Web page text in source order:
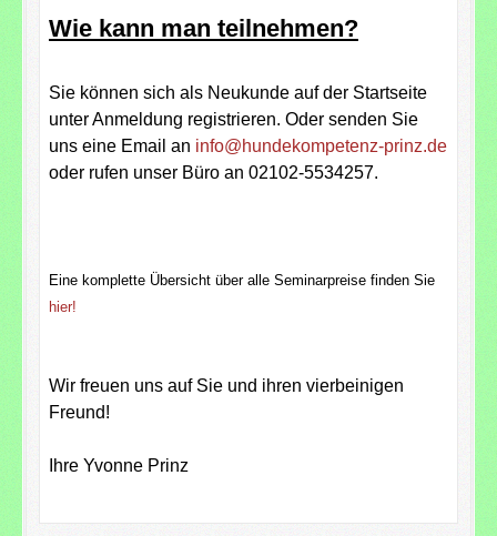
Wie kann man teilnehmen?
Sie können sich als Neukunde auf der Startseite
unter Anmeldung registrieren. Oder senden Sie
uns eine Email an info@hundekompetenz-prinz.de
oder rufen unser Büro an 02102-5534257.
Eine komplette Übersicht über alle Seminarpreise finden Sie
hier!
Wir freuen uns auf Sie und ihren vierbeinigen
Freund!
Ihre Yvonne Prinz